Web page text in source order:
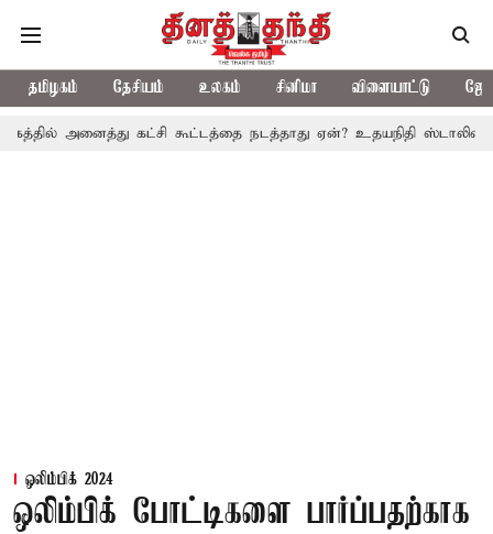
தமிழகம் தேசியம் உலகம் சினிமா விளையாட்டு
கட்சி கூட்டத்தை நடத்தாது ஏன்? உதயநிதி ஸ்டாலின் கேள்வி
ஒலிம்பிக் 2024
ஒலிம்பிக் போட்டிகளை பார்ப்பதற்காக